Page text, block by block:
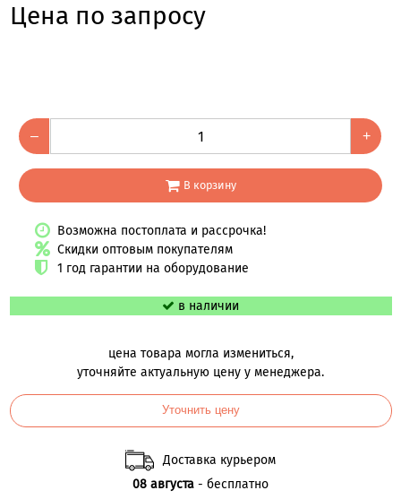
Цена по запросу
– +
В корзину
Возможна постоплата и рассрочка!
Скидки оптовым покупателям
1 год гарантии на оборудование
в наличии
цена товара могла измениться,
уточняйте актуальную цену у менеджера.
Уточнить цену
Доставка курьером
08 августа - бесплатно